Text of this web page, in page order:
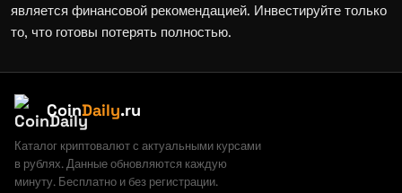
является финансовой рекомендацией. Инвестируйте только
то, что готовы потерять полностью.
CoinDaily.ru
Каталог криптовалют с актуальными курсами
в рублях. Данные обновляются каждую
минуту. Бесплатно и без регистрации.